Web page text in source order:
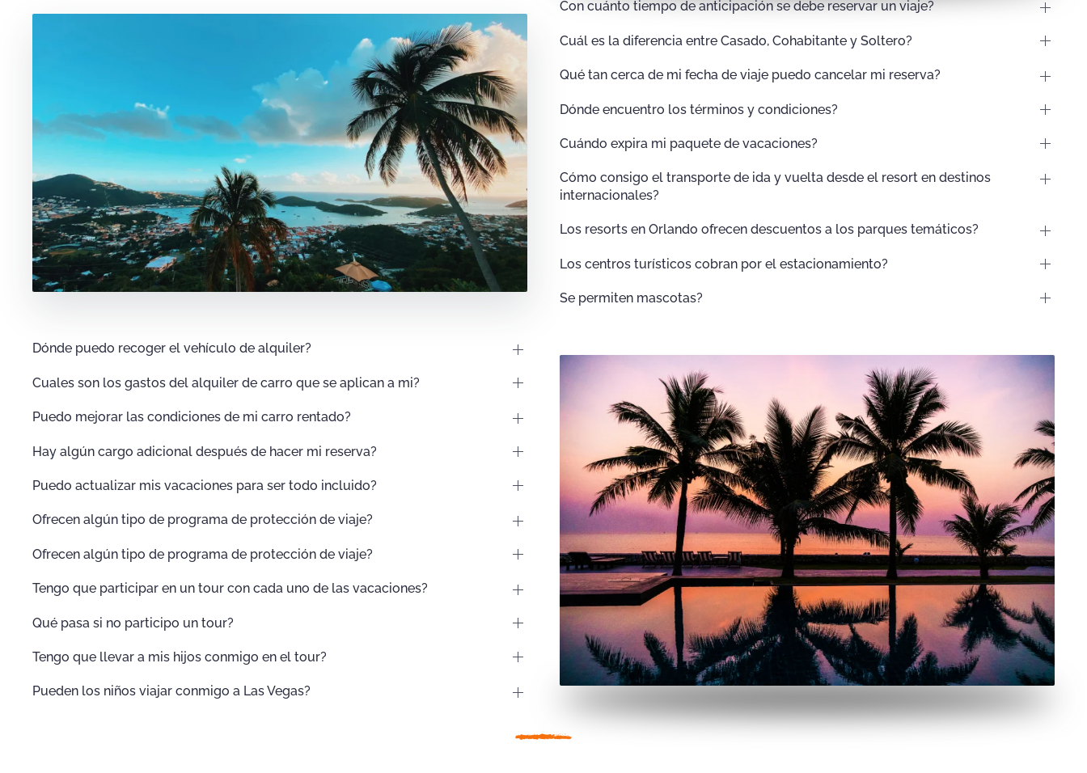
Con cuánto tiempo de anticipación se debe reservar un viaje?
Cuál es la diferencia entre Casado, Cohabitante y Soltero?
Qué tan cerca de mi fecha de viaje puedo cancelar mi reserva?
Dónde encuentro los términos y condiciones?
Cuándo expira mi paquete de vacaciones?
Cómo consigo el transporte de ida y vuelta desde el resort en destinos
internacionales?
Los resorts en Orlando ofrecen descuentos a los parques temáticos?
Los centros turísticos cobran por el estacionamiento?
Se permiten mascotas?
Dónde puedo recoger el vehículo de alquiler?
Cuales son los gastos del alquiler de carro que se aplican a mi?
Puedo mejorar las condiciones de mi carro rentado?
Hay algún cargo adicional después de hacer mi reserva?
Puedo actualizar mis vacaciones para ser todo incluido?
Ofrecen algún tipo de programa de protección de viaje?
Ofrecen algún tipo de programa de protección de viaje?
Tengo que participar en un tour con cada uno de las vacaciones?
Qué pasa si no participo un tour?
Tengo que llevar a mis hijos conmigo en el tour?
Pueden los niños viajar conmigo a Las Vegas?